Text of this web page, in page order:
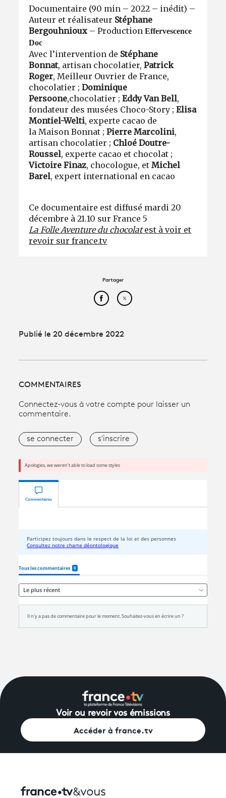
Documentaire (90 min – 2022 – inédit) –
Auteur et réalisateur Stéphane
Bergouhnioux – ProductionEffervescence
Doc
Avec l’intervention de Stéphane
Bonnat, artisan chocolatier,Patrick
Roger, Meilleur Ouvrier de France,
chocolatier ;Dominique
Persoone,chocolatier ; Eddy Van Bell,
fondateur des musées Choco-Story ;Elisa
Montiel-Welti, experte cacao de
la Maison Bonnat ;Pierre Marcolini,
artisan chocolatier ; Chloé Doutre-
Roussel, experte cacao et chocolat ;
Victoire Finaz, chocologue, etMichel
Barel, expert international en cacao
Ce documentaire est diffusé mardi 20
décembre à 21.10 sur France 5
La Folle Aventure du chocolatest à voir et
revoir sur france.tv
Partager
Partager cet article sur
Partager cet article sur
Publié le 20 décembre 2022
COMMENTAIRES
Connectez-vous à votre compte pour laisser un
commentaire.
se connecter s'inscrire
Voir ou revoir vos émissions
Accéder à france.tv